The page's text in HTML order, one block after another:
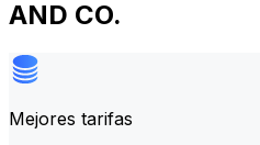
AND CO.
Mejores tarifas